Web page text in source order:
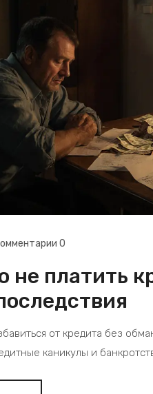
0
не платить
от кредита без
каникулы и